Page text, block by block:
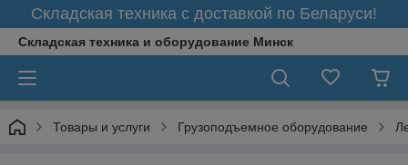
Складская техника с доставкой по Беларуси!
Складская техника и оборудование Минск
Товары и услуги Грузоподъемное оборудование